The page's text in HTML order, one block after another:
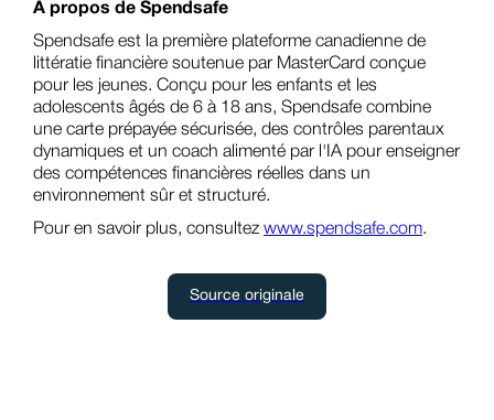
À propos de Spendsafe
Spendsafe est la première plateforme canadienne de
littératie financière soutenue par MasterCard conçue
pour les jeunes. Conçu pour les enfants et les
adolescents âgés de 6 à 18 ans, Spendsafe combine
une carte prépayée sécurisée, des contrôles parentaux
dynamiques et un coach alimenté par l'IA pour enseigner
des compétences financières réelles dans un
environnement sûr et structuré.
Pour en savoir plus, consultez www.spendsafe.com.
Source originale